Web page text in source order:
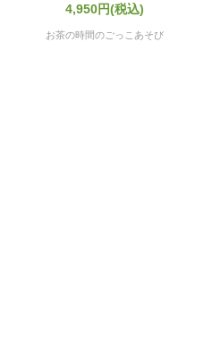
4,950円(税込)
お茶の時間のごっこあそび